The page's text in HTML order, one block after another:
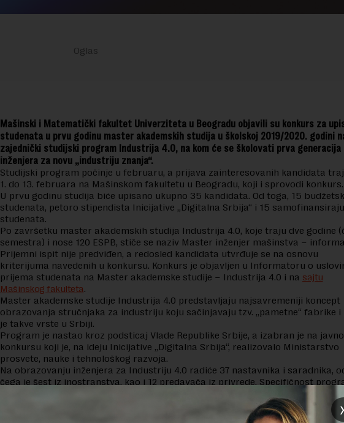
Mašinski i Matematički fakultet Univerziteta u Beogradu objavili su konkurs za
studenata u prvu godinu master akademskih studija u školskoj 2019/2020. godini
zajednički studijski program Industrija 4.0, na kom će se školovati prva generacija
inženjera za novu „industriju znanja“.
Studijski program počinje u februaru, a prijava zainteresovanih kandidata
1. do 13. februara na Mašinskom fakultetu u Beogradu, koji i sprovodi konkurs.
U prvu godinu studija biće upisano ukupno 35 kandidata. Od toga, 15
studenata, petoro stipendista Inicijative „Digitalna Srbija“ i 15
studenata.
Po završetku master akademskih studija Industrija 4.0, koje traju dve godine
semestra) i nose 120 ESPB, stiče se naziv Master inženjer mašinstva –
Prijemni ispit nije predviđen, a redosled kandidata utvrđuje se na osnovu
kriterijuma navedenih u konkursu. Konkurs je objavljen u Informatoru o
prijema studenata na Master akademske studije – Industrija 4.0 i na sajtu
Mašinskog fakulteta.
Master akademske studije Industrija 4.0 predstavljaju najsavremeniji koncept
obrazovanja stručnjaka za industriju koju sačinjavaju tzv. „pametne“ fabrike i
je takve vrste u Srbiji.
Program je nastao kroz podsticaj Vlade Republike Srbije, a izabran je na
konkursu koji je, na ideju Inicijative „Digitalna Srbija“, realizovalo Ministarstvo
prosvete, nauke i tehnološkog razvoja.
Na obrazovanju inženjera za Industriju 4.0 radiće 37 nastavnika i saradnika,
čega je šest iz inostranstva, kao i 12 predavača iz privrede. Specifičnost
je stručna praksa, koja se obavlja tokom druge godine studija. Za stručnu
zatim i izradu master rada studentima su na raspolaganju 23 kompanije.